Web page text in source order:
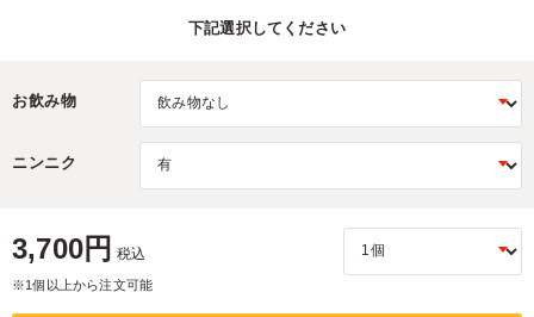
下記選択してください
お飲み物
ニンニク
3,700円 税込
※1個以上から注文可能